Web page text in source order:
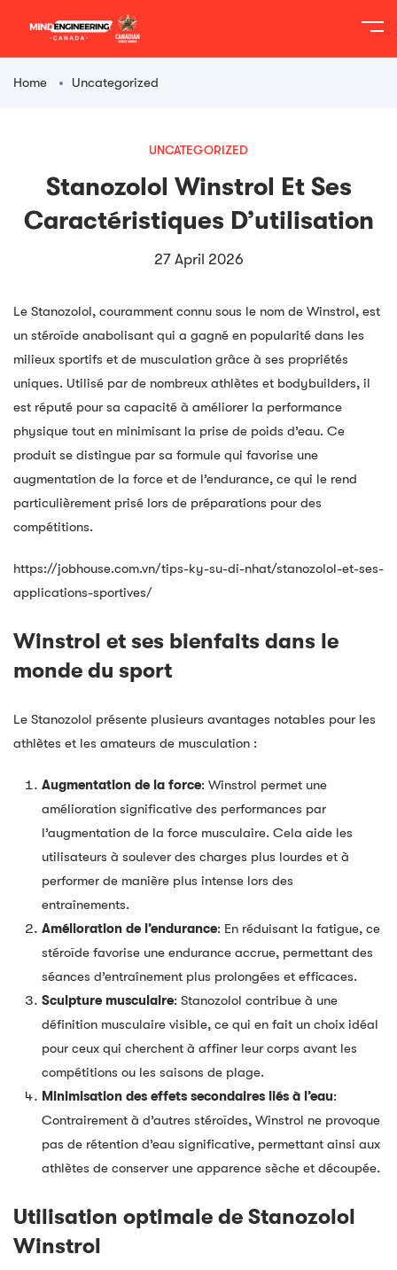
Home Uncategorized
UNCATEGORIZED
Stanozolol Winstrol Et Ses
Caractéristiques D’utilisation
27 April 2026
Le Stanozolol, couramment connu sous le nom de Winstrol, est
un stéroïde anabolisant qui a gagné en popularité dans les
milieux sportifs et de musculation grâce à ses propriétés
uniques. Utilisé par de nombreux athlètes et bodybuilders, il
est réputé pour sa capacité à améliorer la performance
physique tout en minimisant la prise de poids d’eau. Ce
produit se distingue par sa formule qui favorise une
augmentation de la force et de l’endurance, ce qui le rend
particulièrement prisé lors de préparations pour des
compétitions.
https://jobhouse.com.vn/tips-ky-su-di-nhat/stanozolol-et-ses-
applications-sportives/
Winstrol et ses bienfaits dans le
monde du sport
Le Stanozolol présente plusieurs avantages notables pour les
athlètes et les amateurs de musculation :
Augmentation de la force: Winstrol permet une
amélioration significative des performances par
l’augmentation de la force musculaire. Cela aide les
utilisateurs à soulever des charges plus lourdes et à
performer de manière plus intense lors des
entraînements.
Amélioration de l’endurance: En réduisant la fatigue, ce
stéroïde favorise une endurance accrue, permettant des
séances d’entraînement plus prolongées et efficaces.
Sculpture musculaire: Stanozolol contribue à une
définition musculaire visible, ce qui en fait un choix idéal
pour ceux qui cherchent à affiner leur corps avant les
compétitions ou les saisons de plage.
Minimisation des effets secondaires liés à l’eau:
Contrairement à d’autres stéroïdes, Winstrol ne provoque
pas de rétention d’eau significative, permettant ainsi aux
athlètes de conserver une apparence sèche et découpée.
Utilisation optimale de Stanozolol
Winstrol